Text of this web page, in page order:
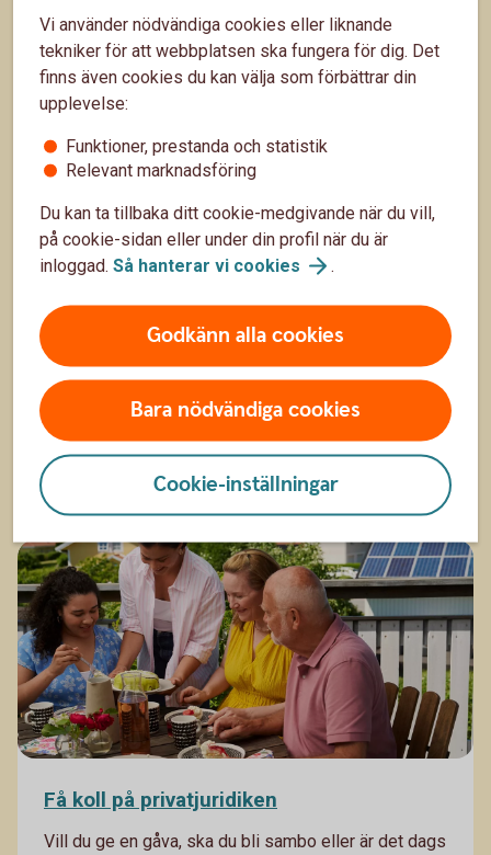
begränsade resurser. Det ger också en bra grund till
att kunna sköta sin ekonomi som vuxen. Här får du
tips som bäddar för en bra start.
Barnfamilj
Skaffa dig bankkoll inför resan!
Ska du ut och resa? Då kan det vara skönt att ha koll
på vad som gäller om du skulle behöva få bankhjälp
medan du är borta.
12 nov. 2025
Vardagsekonomi
Få koll på privatjuridiken
Vill du ge en gåva, ska du bli sambo eller är det dags
Vi använder nödvändiga cookies eller liknande
tekniker för att webbplatsen ska fungera för dig. Det
finns även cookies du kan välja som förbättrar din
upplevelse:
Funktioner, prestanda och statistik
Relevant marknadsföring
Du kan ta tillbaka ditt cookie-medgivande när du vill,
på cookie-sidan eller under din profil när du är
inloggad. Så hanterar vi cookies .
Godkänn alla cookies
Bara nödvändiga cookies
Cookie-inställningar